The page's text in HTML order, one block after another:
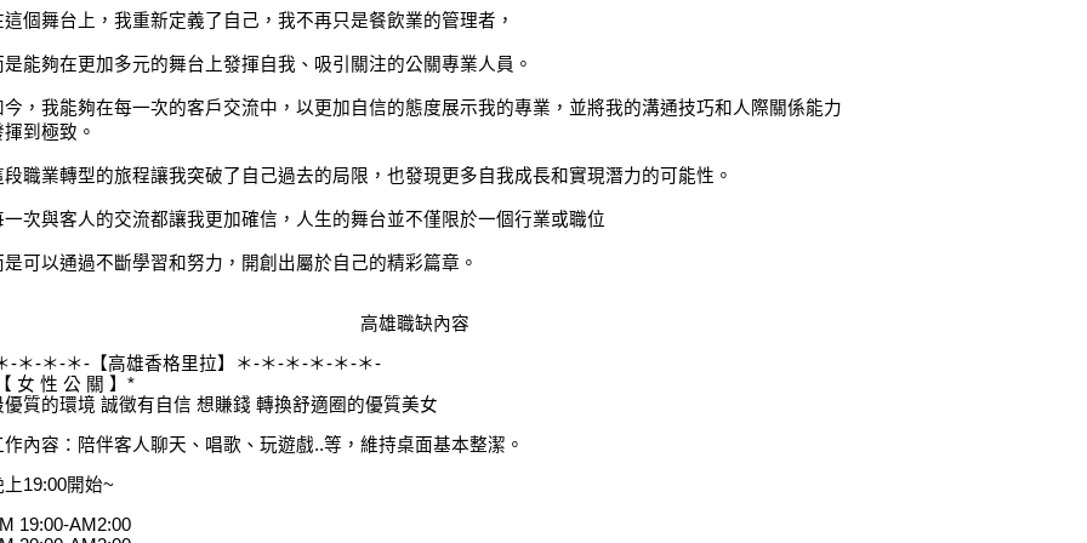
這個舞台上，我重新定義了自己，我不再只是餐飲業的管理者，
是能夠在更加多元的舞台上發揮自我、吸引關注的公關專業人員。
今，我能夠在每一次的客戶交流中，以更加自信的態度展示我的專業，並將我的溝通技巧和人際關係能力
揮到極致。
段職業轉型的旅程讓我突破了自己過去的局限，也發現更多自我成長和實現潛力的可能性。
一次與客人的交流都讓我更加確信，人生的舞台並不僅限於一個行業或職位
是可以通過不斷學習和努力，開創出屬於自己的精彩篇章。
高雄職缺內容
-＊-＊-＊-【高雄香格里拉】＊-＊-＊-＊-＊-＊-
女 性 公 關 】*
優質的環境 誠徵有自信 想賺錢 轉換舒適圈的優質美女
作內容：陪伴客人聊天、唱歌、玩遊戲..等，維持桌面基本整潔。
上19:00開始~
19:00-AM2:00